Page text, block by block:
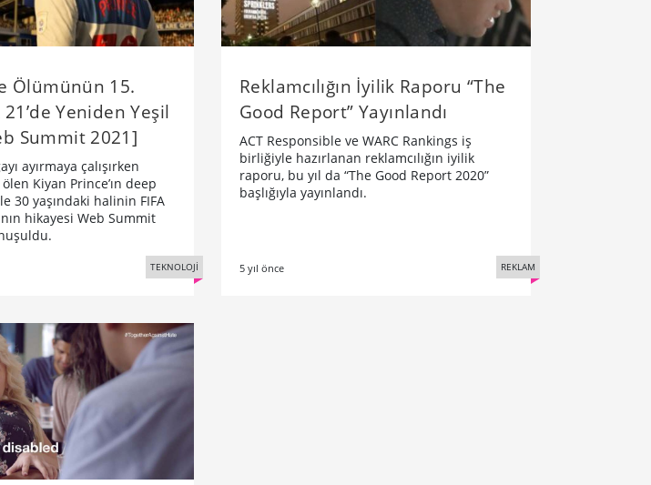
Ölümünün 15.
21’de Yeniden Yeşil
Summit 2021]
ayırmaya çalışırken
ölen Kiyan Prince’ın deep
30 yaşındaki halinin FIFA
hikayesi Web Summit
TEKNOLOJİ
Reklamcılığın İyilik Raporu “The
Good Report” Yayınlandı
ACT Responsible ve WARC Rankings iş
birliğiyle hazırlanan reklamcılığın iyilik
raporu, bu yıl da “The Good Report 2020”
başlığıyla yayınlandı.
5 yıl önce REKLAM